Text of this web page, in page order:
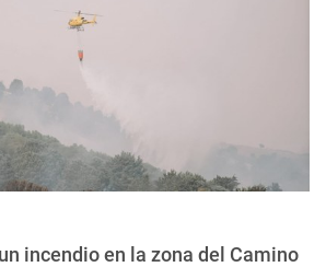
incendio en la zona del Camino